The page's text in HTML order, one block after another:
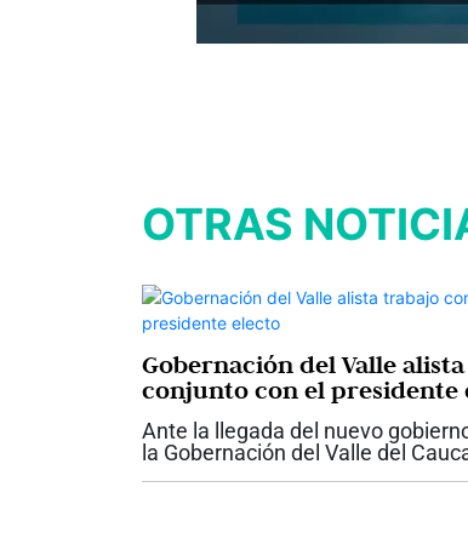
OTRAS
Gobernación del Valle
conjunto con el presidente
Ante la llegada del nuevo
la Gobernación del Valle del